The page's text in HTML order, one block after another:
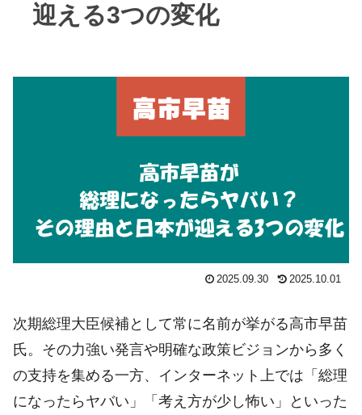
迎える3つの変化
2025.09.30 2025.10.01
次期総理大臣候補として常に名前が挙がる高市早苗
氏。その力強い発言や明確な政策ビジョンから多く
の支持を集める一方、インターネット上では「総理
になったらヤバい」「考え方が少し怖い」といった